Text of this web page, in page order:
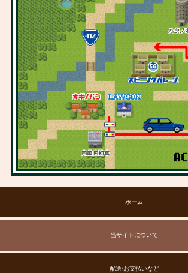
ホーム
当サイトについて
配送/お支払いなど